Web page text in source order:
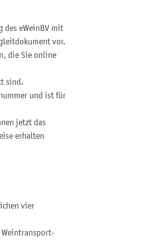
des eWeinBV mit
vor.
die Sie online
sind.
und ist für
jetzt das
erhalten
vier